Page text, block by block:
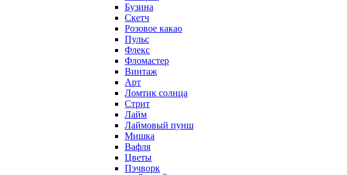
Бузина
Скетч
Розовое какао
Пульс
Флекс
Фломастер
Винтаж
Арт
Ломтик солнца
Стрит
Лайм
Лаймовый пунш
Мишка
Вафля
Цветы
Пэчворк